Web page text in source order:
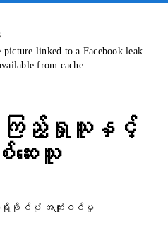
linked to a Facebook leak.
from cache.
ကြည့်ရှုသူနှင့်
ေးသူ
ပရိုဖိုင်ပုံ အကျုံးဝင်မှု